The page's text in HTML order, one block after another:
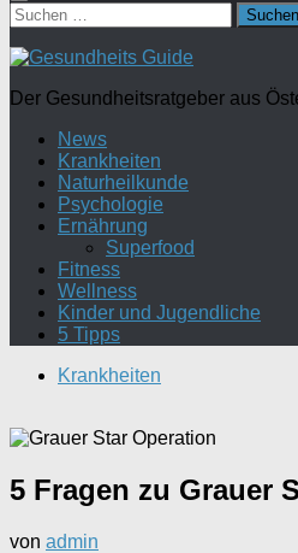
Suchen
nach:
Der Gesundheitsratgeber aus
News
Krankheiten
Naturheilkunde
Psychologie
Ernährung
Superfood
Fitness
Wellness
Kinder und Jugendliche
5 Tipps
Krankheiten
5 Fragen zu Grauer
von admin